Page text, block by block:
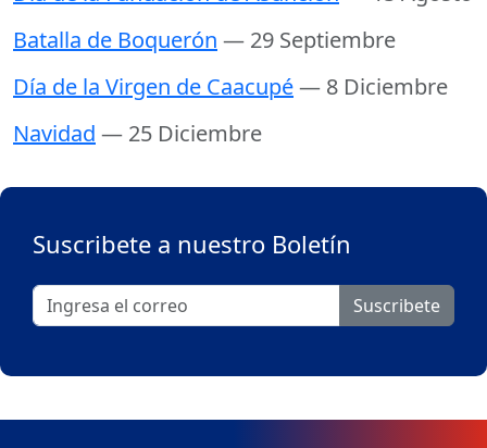
Batalla de Boquerón — 29 Septiembre
Día de la Virgen de Caacupé— 8 Diciembre
Navidad — 25 Diciembre
Suscribete a nuestro Boletín
Suscribete